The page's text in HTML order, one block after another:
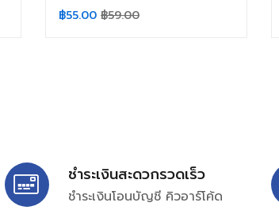
฿55.00 ฿59.00
ชำระเงินสะดวกรวดเร็ว
ชำระเงินโอนบัญชี คิวอาร์โค้ด